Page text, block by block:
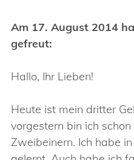
Am 17. August 2014
gefreut:
Hallo, Ihr Lieben!
Heute ist mein dritter
vorgestern bin ich
Zweibeinern. Ich habe